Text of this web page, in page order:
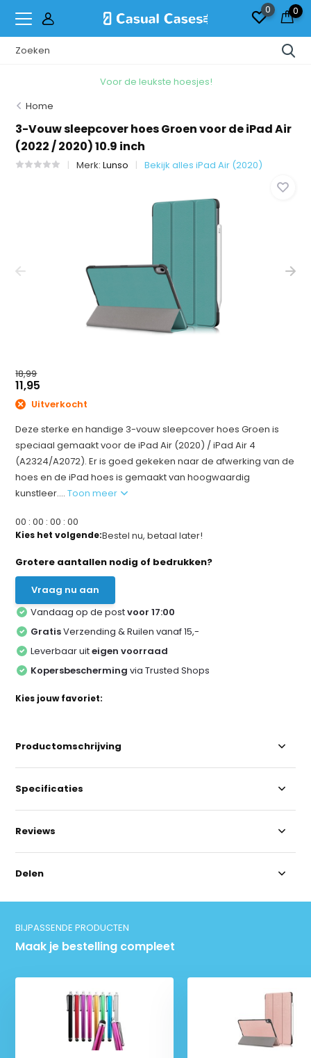
0 0
Voor de leukste hoesjes!
Home
3-Vouw sleepcover hoes Groen voor de iPad Air
(2022 / 2020) 10.9 inch
Merk:Lunso Bekijk alles iPad Air (2020)
18,99
11,95
Uitverkocht
Deze sterke en handige 3-vouw sleepcover hoes Groen is
speciaal gemaakt voor de iPad Air (2020) / iPad Air 4
(A2324/A2072). Er is goed gekeken naar de afwerking van de
hoes en de iPad hoes is gemaakt van hoogwaardig
kunstleer....Toon meer
00 :00 :00 :00
Kies het volgende:Bestel nu, betaal later!
Grotere aantallen nodig of bedrukken?
Vraag nu aan
Vandaag op de postvoor 17:00
GratisVerzending & Ruilen vanaf 15,-
Leverbaar uiteigen voorraad
Kopersbescherming via Trusted Shops
Kies jouw favoriet:
Productomschrijving
Specificaties
Reviews
Delen
BIJPASSENDE PRODUCTEN
Maak je bestelling compleet